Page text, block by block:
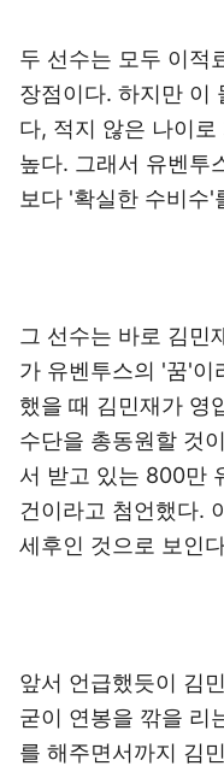
두 선수는 모두 이적
장점이다. 하지만 이
다, 적지 않은 나이
높다. 그래서 유벤투
보다 '확실한 수비수'
그 선수는 바로 김민
가 유벤투스의 '꿈'이
했을 때 김민재가 영
수단을 총동원할 것
서 받고 있는 800만
건이라고 첨언했다.
세후인 것으로 보인
앞서 언급했듯이 김
굳이 연봉을 깎을 리
를 해주면서까지 김